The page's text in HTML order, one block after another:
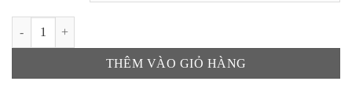
THÊM VÀO GIỎ HÀNG